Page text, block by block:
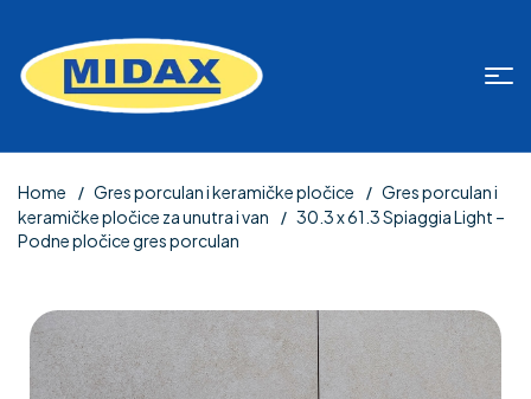
Home Gres porculan i keramičke pločice
Gres porculan i
keramičke pločice za unutra i van
30.3 x 61.3 Spiaggia Light –
Podne pločice gres porculan